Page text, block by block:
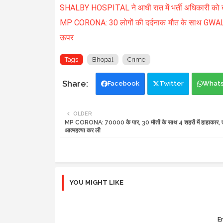
SHALBY HOSPITAL ने आधी रात में भर्ती अधिकारी को
MP CORONA: 30 लोगों की दर्दनाक मौत के साथ
ऊपर
Tags Bhopal Crime
Facebook Twitter
OLDER
MP CORONA: 70000 के पार, 30 मौतों के साथ 4 शहरों में हाहाकार,
आत्महत्या कर ली
YOU MIGHT LIKE